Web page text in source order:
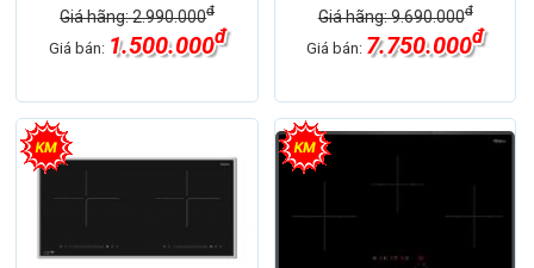
Giá hãng: 2.990.000đ
Giá bán: 1.500.000đ
Giá hãng: 9.690.000đ
Giá bán: 7.750.000đ